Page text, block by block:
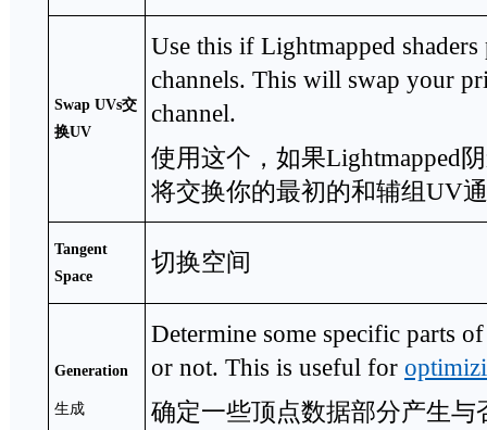
Swap UVs交
换UV
Use this if Lightmapped
channels. This will swap your
channel.
使用这个，如果Lightmapped
将交换你的最初的和辅组UV
Tangent
Space
切换空间
Generation
生成
Determine some specific parts
or not. This is useful for
确定一些顶点数据部分产生